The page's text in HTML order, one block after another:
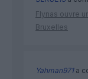
Flynas ouvre
Bruxelles
Yahman971a